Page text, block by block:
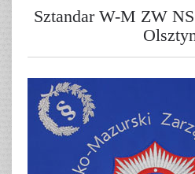
Sztandar W-M ZW